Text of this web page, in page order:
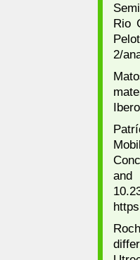
Rio
2/